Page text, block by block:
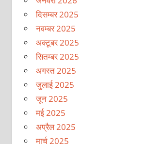
दिसम्बर 2025
नवम्बर 2025
अक्टूबर 2025
सितम्बर 2025
अगस्त 2025
जुलाई 2025
जून 2025
मई 2025
अप्रैल 2025
मार्च 2025